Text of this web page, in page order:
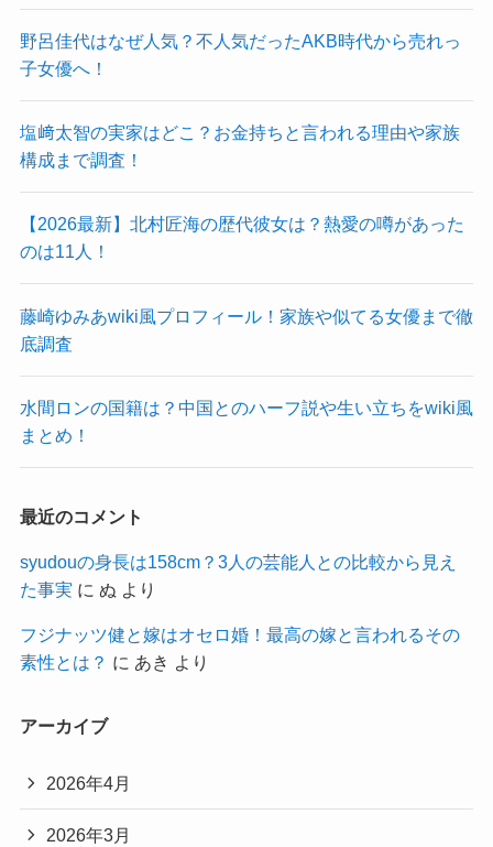
野呂佳代はなぜ人気？不人気だったAKB時代から売れっ
子女優へ！
塩﨑太智の実家はどこ？お金持ちと言われる理由や家族
構成まで調査！
【2026最新】北村匠海の歴代彼女は？熱愛の噂があった
のは11人！
藤崎ゆみあwiki風プロフィール！家族や似てる女優まで徹
底調査
水間ロンの国籍は？中国とのハーフ説や生い立ちをwiki風
まとめ！
最近のコメント
syudouの身長は158cm？3人の芸能人との比較から見え
た事実 に ぬ より
フジナッツ健と嫁はオセロ婚！最高の嫁と言われるその
素性とは？ に あき より
アーカイブ
2026年4月
2026年3月